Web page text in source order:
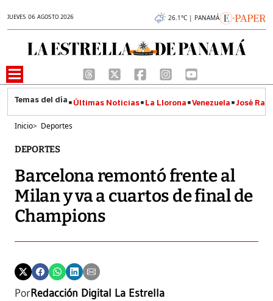
JUEVES 06 AGOSTO 2026 26.1°C | PANAMÁ
Últimas Noticias La Llorona Venezuela José
Inicio> Deportes
DEPORTES
Barcelona remontó frente al
Milan y va a cuartos de final de
Champions
PorRedacción Digital La Estrella